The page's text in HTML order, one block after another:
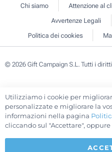
Chi siamo Attenzione al
Avvertenze Legali
Politica dei cookies
© 2026 Gift Campaign S.L. Tutti i
Utilizziamo i cookie per
personalizzate e migliorare la
informazioni nella pagina
cliccando sul "Accettare",